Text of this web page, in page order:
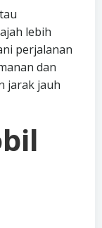
lebih
perjalanan
dan
jarak jauh